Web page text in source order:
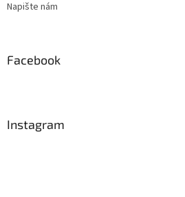
Napište nám
Facebook
Instagram